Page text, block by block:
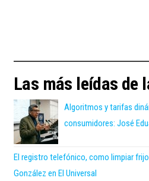
Las más leídas de
Algoritmos y tarifas
consumidores: José
El registro telefónico, como limpiar
González en El Universal